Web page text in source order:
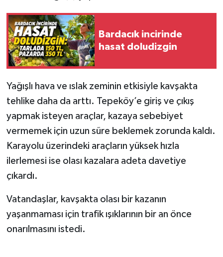
Bardacık incirinde
hasat doludizgin
Yağışlı hava ve ıslak zeminin etkisiyle kavşakta
tehlike daha da arttı. Tepeköy’e giriş ve çıkış
yapmak isteyen araçlar, kazaya sebebiyet
vermemek için uzun süre beklemek zorunda kaldı.
Karayolu üzerindeki araçların yüksek hızla
ilerlemesi ise olası kazalara adeta davetiye
çıkardı.
Vatandaşlar, kavşakta olası bir kazanın
yaşanmaması için trafik ışıklarının bir an önce
onarılmasını istedi.